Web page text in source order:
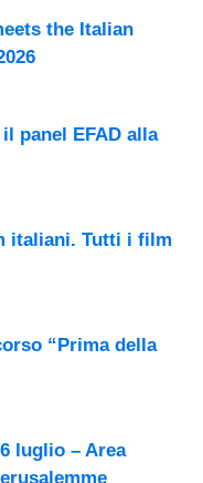
the Italian
panel EFAD alla
italiani. Tutti i film
“Prima della
luglio – Area